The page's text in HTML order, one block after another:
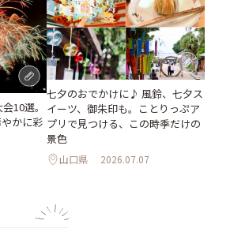
10選。
かに彩
七夕のおでかけに♪ 風鈴、七夕ス
イーツ、御朱印も。ことりっぷア
プリで見つける、この時季だけの
景色
山口県 2026.07.07